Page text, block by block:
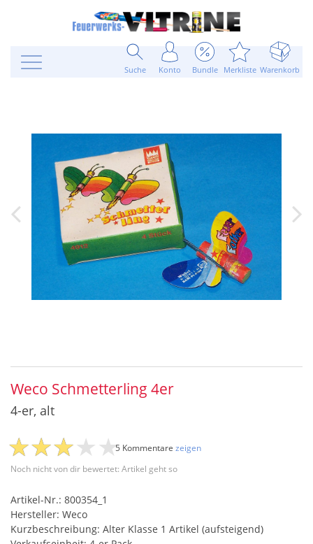
Suche Konto Bundle Merkliste Warenkorb
Weco Schmetterling 4er
4-er, alt
Noch nicht von dir bewertet: Artikel geht so
5 Kommentare zeigen
Artikel-Nr.: 800354_1
Hersteller: Weco
Kurzbeschreibung: Alter Klasse 1 Artikel (aufsteigend)